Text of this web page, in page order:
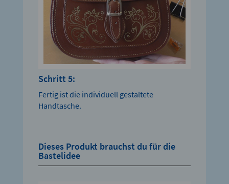
Schritt 5:
Fertig ist die individuell gestaltete
Handtasche.
Dieses Produkt brauchst du für die
Bastelidee